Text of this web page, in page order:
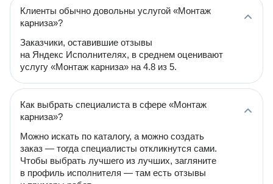
Клиенты обычно довольны услугой «Монтаж
карниза»?
Заказчики, оставившие отзывы
на Яндекс Исполнителях, в среднем оценивают
услугу «Монтаж карниза» на 4.8 из 5.
Как выбрать специалиста в сфере «Монтаж
карниза»?
Можно искать по каталогу, а можно создать
заказ — тогда специалисты откликнутся сами.
Чтобы выбрать лучшего из лучших, загляните
в профиль исполнителя — там есть отзывы